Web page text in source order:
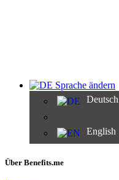
Sprache ändern
Deutsch
English
Über Benefits.me